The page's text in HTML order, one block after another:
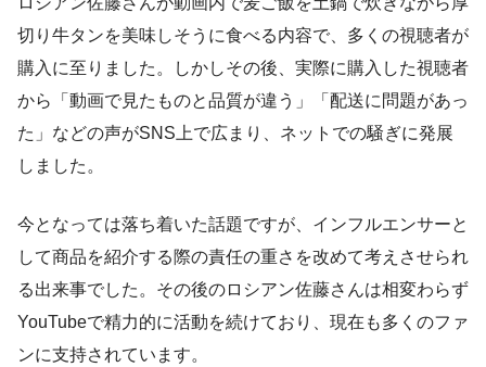
切り牛タンを美味しそうに食べる内容で、多くの視聴者が
購入に至りました。しかしその後、実際に購入した視聴者
から「動画で見たものと品質が違う」「配送に問題があっ
た」などの声がSNS上で広まり、ネットでの騒ぎに発展
しました。
今となっては落ち着いた話題ですが、インフルエンサーと
して商品を紹介する際の責任の重さを改めて考えさせられ
る出来事でした。その後のロシアン佐藤さんは相変わらず
YouTubeで精力的に活動を続けており、現在も多くのファ
ンに支持されています。